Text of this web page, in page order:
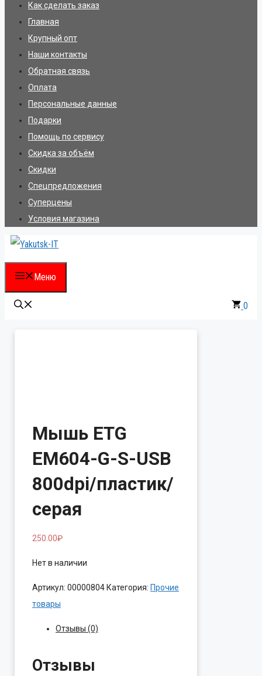
Как сделать заказ
Главная
Крупный опт
Наши контакты
Обратная связь
Оплата
Персональные данные
Подарки
Помощь по сервису
Скидка за объём
Скидки
Спецпредложения
Суперцены
Условия магазина
Меню
0
Мышь ETG
EM604-G-S-USB
800dpi/пластик/
серая
250.00₽
Нет в наличии
Артикул: 00000804 Категория: Прочие
товары
Отзывы (0)
Отзывы